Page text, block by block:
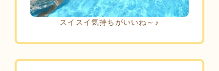
スイスイ気持ちがいいね～♪